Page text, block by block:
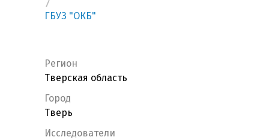
7
ГБУЗ "ОКБ"
Регион
Тверская область
Город
Тверь
Исследователи